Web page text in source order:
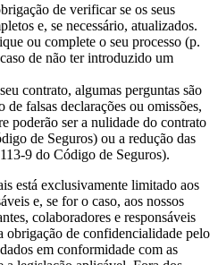
de verificar se os seus
e, se necessário, atualizados.
ou complete o seu processo (p.
de não ter introduzido um
contrato, algumas perguntas são
falsas declarações ou omissões,
poderão ser a nulidade do contrato
de Seguros) ou a redução das
9 do Código de Seguros).
está exclusivamente limitado aos
e, se for o caso, aos nossos
colaboradores e responsáveis
obrigação de confidencialidade pelo
em conformidade com as